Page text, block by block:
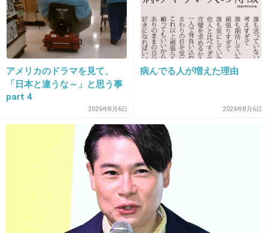
自分のゴミくらい持って帰れ！
+415 -6
19. 匿名2013/08/11(日) 06:29:41
中国の事……こんな日本見られたら 笑ってい
られないよ(ﾉД`)
じゅうぶん 汚い(´･ω･`)(/_;)
+404
アメリカのドラマを見て、
「日本と違うな～」と思う事
part 4
2026年8月6日
病んでる人が増えた理由
2026年8月6日